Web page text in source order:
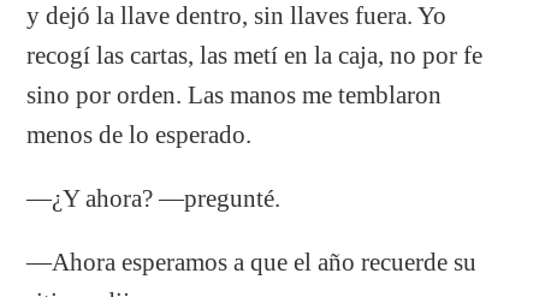
y dejó la llave dentro, sin llaves fuera. Yo
recogí las cartas, las metí en la caja, no por fe
sino por orden. Las manos me temblaron
menos de lo esperado.
—¿Y ahora? —pregunté.
—Ahora esperamos a que el año recuerde su